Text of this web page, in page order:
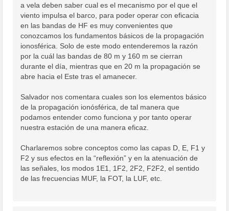
a vela deben saber cual es el mecanismo por el que el
viento impulsa el barco, para poder operar con eficacia
en las bandas de HF es muy convenientes que
conozcamos los fundamentos básicos de la propagación
ionosférica. Solo de este modo entenderemos la razón
por la cuál las bandas de 80 m y 160 m se cierran
durante el día, mientras que en 20 m la propagación se
abre hacia el Este tras el amanecer.
Salvador nos comentara cuales son los elementos básico
de la propagación ionósférica, de tal manera que
podamos entender como funciona y por tanto operar
nuestra estación de una manera eficaz.
Charlaremos sobre conceptos como las capas D, E, F1 y
F2 y sus efectos en la “reflexión” y en la atenuación de
las señales, los modos 1E1, 1F2, 2F2, F2F2, el sentido
de las frecuencias MUF, la FOT, la LUF, etc.